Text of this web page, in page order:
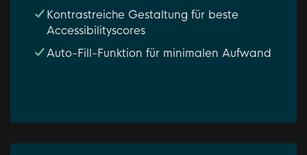
Kontrastreiche Gestaltung für beste
Accessibilityscores
Auto-Fill-Funktion für minimalen Aufwand